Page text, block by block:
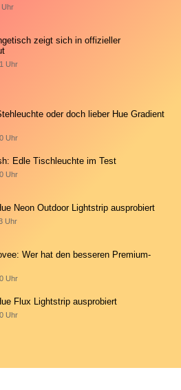
Uhr
zeigt sich in offizieller
Uhr
oder doch lieber Hue Gradient
Uhr
Edle Tischleuchte im Test
Uhr
Neon Outdoor Lightstrip ausprobiert
Uhr
Wer hat den besseren Premium-
Uhr
Flux Lightstrip ausprobiert
Uhr